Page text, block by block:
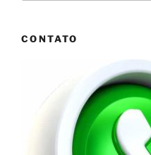
CONTATO